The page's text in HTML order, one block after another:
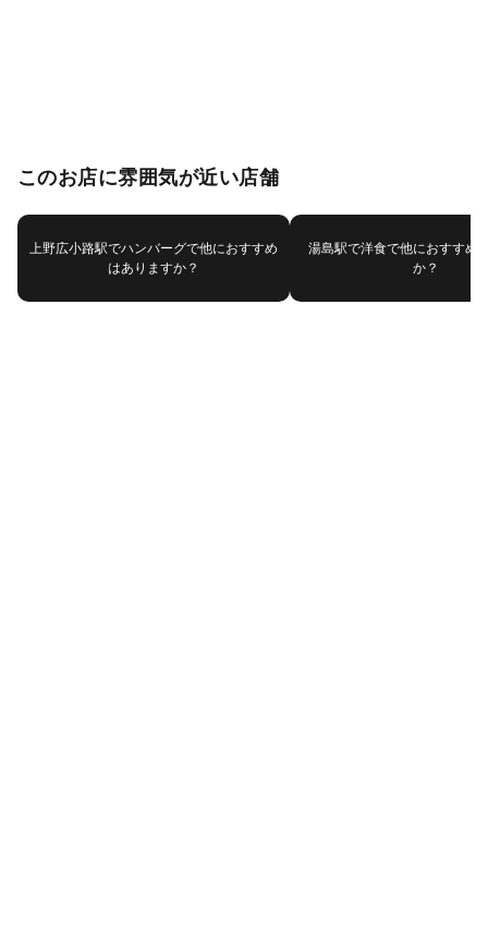
このお店に雰囲気が近い店舗
上野広小路駅でハンバーグで他におすすめ
はありますか？
湯島駅で洋食で他におすすめ
か？